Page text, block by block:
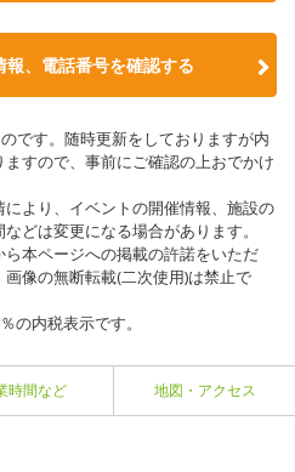
、電話番号を確認する
です。随時更新をしておりますが内
すので、事前にご確認の上おでかけ
より、イベントの開催情報、施設の
どは変更になる場合があります。
本ページへの掲載の許諾をいただ
像の無断転載(二次使用)は禁止で
の内税表示です。
時間など 地図・アクセス